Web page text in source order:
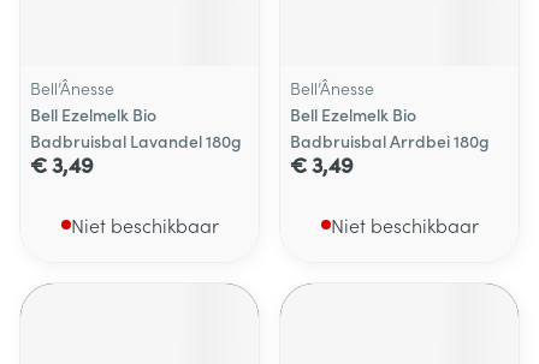
Bell’Ânesse
Bell Ezelmelk Bio
Badbruisbal Lavandel 180g
€ 3,49
Niet beschikbaar
Bell’Ânesse
Bell Ezelmelk Bio
Badbruisbal Arrdbei 180g
€ 3,49
Niet beschikbaar